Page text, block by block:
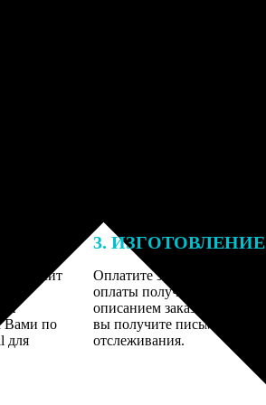
зависит
Вами по
для
3. ИЗГОТОВЛЕНИЕ
Оплатите заказ банковской
оплаты получите
описанием заказа. Когда
вы получите письмо с
отслеживания.